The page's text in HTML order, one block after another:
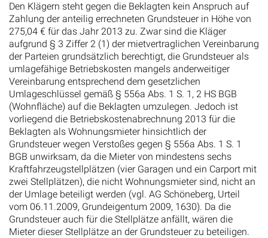
Den Klägern steht gegen die Beklagten kein Anspruch auf
Zahlung der anteilig errechneten Grundsteuer in Höhe von
275,04 € für das Jahr 2013 zu. Zwar sind die Kläger
aufgrund § 3 Ziffer 2 (1) der mietvertraglichen Vereinbarung
der Parteien grundsätzlich berechtigt, die Grundsteuer als
umlagefähige Betriebskosten mangels anderweitiger
Vereinbarung entsprechend dem gesetzlichen
Umlageschlüssel gemäß § 556a Abs. 1 S. 1, 2 HS BGB
(Wohnfläche) auf die Beklagten umzulegen. Jedoch ist
vorliegend die Betriebskostenabrechnung 2013 für die
Beklagten als Wohnungsmieter hinsichtlich der
Grundsteuer wegen Verstoßes gegen § 556a Abs. 1 S. 1
BGB unwirksam, da die Mieter von mindestens sechs
Kraftfahrzeugstellplätzen (vier Garagen und ein Carport mit
zwei Stellplätzen), die nicht Wohnungsmieter sind, nicht an
der Umlage beteiligt werden (vgl. AG Schöneberg, Urteil
vom 06.11.2009, Grundeigentum 2009, 1630). Da die
Grundsteuer auch für die Stellplätze anfällt, wären die
Mieter dieser Stellplätze an der Grundsteuer zu beteiligen.